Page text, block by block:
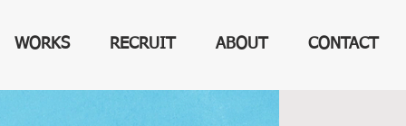
WORKS RECRUIT ABOUT CONTACT